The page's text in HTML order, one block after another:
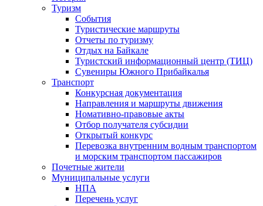
Туризм
События
Туристические маршруты
Отчеты по туризму
Отдых на Байкале
Туристский информационный центр (ТИЦ)
Сувениры Южного Прибайкалья
Транспорт
Конкурсная документация
Направления и маршруты движения
Номативно-правовые акты
Отбор получателя субсидии
Открытый конкурс
Перевозка внутренним водным транспортом
и морским транспортом пассажиров
Почетные жители
Муниципальные услуги
НПА
Перечень услуг